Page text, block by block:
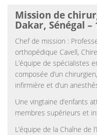
Mission de
Dakar, Sénégal
Chef de mission :
orthopédique Cavell,
L’équipe de spécialistes
composée d’un
infirmière et d’un
Une vingtaine d’enfants
membres supérieurs et
L’équipe de la Chaîne de